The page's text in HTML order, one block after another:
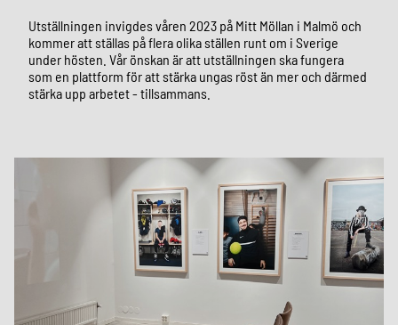
Utställningen invigdes våren 2023 på Mitt Möllan i Malmö och
kommer att ställas på flera olika ställen runt om i Sverige
under hösten. Vår önskan är att utställningen ska fungera
som en plattform för att stärka ungas röst än mer och därmed
stärka upp arbetet - tillsammans.